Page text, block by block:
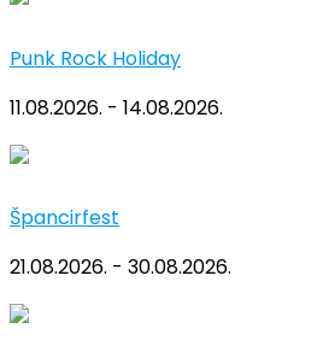
Punk Rock Holiday
11.08.2026. - 14.08.2026.
Špancirfest
21.08.2026. - 30.08.2026.